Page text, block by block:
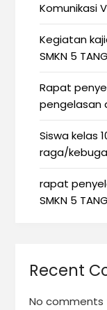
Komunikasi
Kegiatan
SMKN 5
Rapat
pengelasan
Siswa kelas
raga/
rapat
SMKN 5
Recent
No comments